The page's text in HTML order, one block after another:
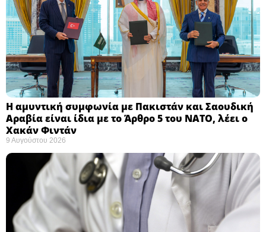
Η αμυντική συμφωνία με Πακιστάν και Σαουδική
Αραβία είναι ίδια με το Άρθρο 5 του ΝΑΤΟ, λέει ο
Χακάν Φιντάν ​
9 Αυγούστου 2026